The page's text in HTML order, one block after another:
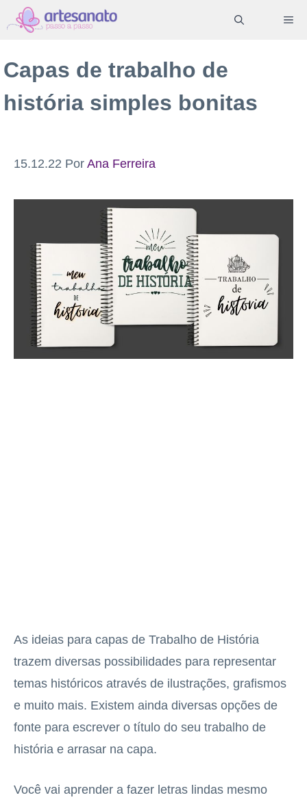
Pular
para
conteúdo
Capas de trabalho de
história simples bonitas
15.12.22 Por Ana Ferreira
As ideias para capas de Trabalho de História
trazem diversas possibilidades para representar
temas históricos através de ilustrações, grafismos
e muito mais. Existem ainda diversas opções de
fonte para escrever o título do seu trabalho de
história e arrasar na capa.
Você vai aprender a fazer letras lindas mesmo